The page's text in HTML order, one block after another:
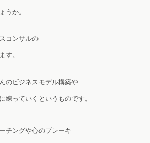
うか。
コンサルの
す。
のビジネスモデル構築や
練っていくというものです。
チングや心のブレーキ